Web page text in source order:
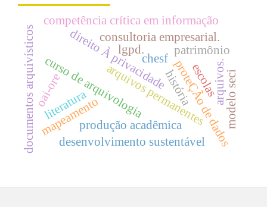
curso de arquivologiaarquivos permanentes
proteÇÃo de dados
direito À privacidade
lgpd.
consultoria empresarial.
produção acadêmica
mapeamento
literatura
documentos arquivísticos
competência crítica em informação
desenvolvimento sustentável
escolasmodelo seci
arquivos.
chesf
história
patrimônio
oai-ore